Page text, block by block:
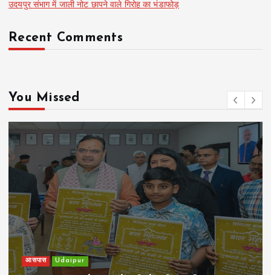
उदयपुर संभाग में जाली नोट छापने वाले गिरोह का भंडाफोड़
Recent Comments
You Missed
खेल Udaipur